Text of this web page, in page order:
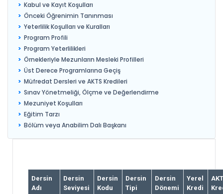
Kabul ve Kayıt Koşulları
Önceki Öğrenimin Tanınması
Yeterlilik Koşulları ve Kuralları
Program Profili
Program Yeterlilikleri
Örnekleriyle Mezunların Mesleki Profilleri
Üst Derece Programlarına Geçiş
Müfredat Dersleri ve AKTS Kredileri
Sınav Yönetmeliği, Ölçme ve Değerlendirme
Mezuniyet Koşulları
Eğitim Tarzı
Bölüm veya Anabilim Dalı Başkanı
Dersin
Adı
Dersin
Seviyesi
Dersin
Kodu
Dersin
Tipi
Dersin
Dönemi
Yerel
Kredi